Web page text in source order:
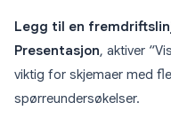
Legg til en
Presentasjon, aktiver
viktig for skjemaer med
spørreundersøkelser.